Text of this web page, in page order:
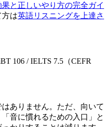
と正しいやり方の完全ガイ
方は英語リスニングを上達さ
106 / IELTS 7.5（CEFR
ありません。ただ、向いて
音に慣れるための入口」と